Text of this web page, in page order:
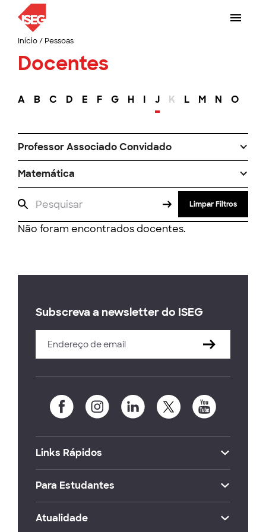
Início/ Pessoas
Docentes
A B C D E F G H I J K L M N O
Professor Associado Convidado
Matemática
Limpar Filtros
Não foram encontrados docentes.
Subscreva a newsletter do ISEG
Links Rápidos
Para Estudantes
Atualidade